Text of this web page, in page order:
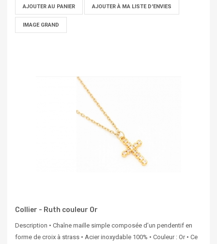
AJOUTER AU PANIER AJOUTER À MA LISTE D'ENVIES
IMAGE GRAND
Collier - Ruth couleur Or
Description • Chaîne maille simple composée d’un pendentif en
forme de croix à strass • Acier inoxydable 100% • Couleur : Or • Ce